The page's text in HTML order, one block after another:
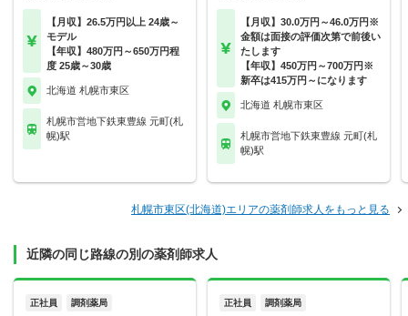
【月収】26.5万円以上 24歳～
モデル
【年収】480万円～650万円程
度 25歳～30歳
北海道 札幌市東区
札幌市営地下鉄東豊線 元町(札
幌)駅
【月収】30.0万円～46.0万円※
金額は面接の評価次第で前後い
たします
【年収】450万円～700万円※
新卒は415万円～になります
北海道 札幌市東区
札幌市営地下鉄東豊線 元町(札
幌)駅
札幌市東区(北海道)エリアの薬剤師求人をもっと見る
近隣の同じ路線の別の薬剤師求人
正社員 調剤薬局 正社員 調剤薬局